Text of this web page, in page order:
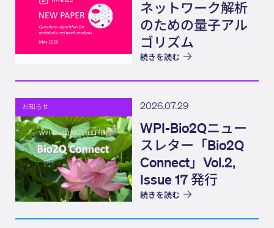
ネットワーク解析
のための量子アル
ゴリズム
続きを読む
お知らせ 2026.07.29
WPI-Bio2Qニュー
スレター「Bio2Q
Connect」Vol.2,
Issue 17 発行
続きを読む